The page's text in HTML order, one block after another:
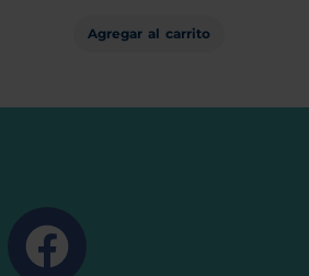
Agregar al carrito